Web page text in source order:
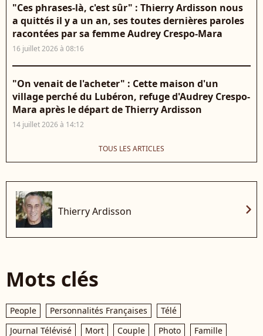
"Ces phrases-là, c'est sûr" : Thierry Ardisson nous
a quittés il y a un an, ses toutes dernières paroles
racontées par sa femme Audrey Crespo-Mara
16 juillet 2026 à 08:16
"On venait de l'acheter" : Cette maison d'un
village perché du Lubéron, refuge d'Audrey Crespo-
Mara après le départ de Thierry Ardisson
14 juillet 2026 à 14:12
TOUS LES ARTICLES
Thierry Ardisson chevron_right
Mots clés
People Personnalités Françaises
Télé
Journal Télévisé
Mort Couple Photo
Famille